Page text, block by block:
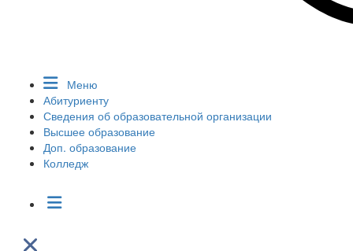
Меню
Абитуриенту
Сведения об образовательной организации
Высшее образование
Доп. образование
Колледж